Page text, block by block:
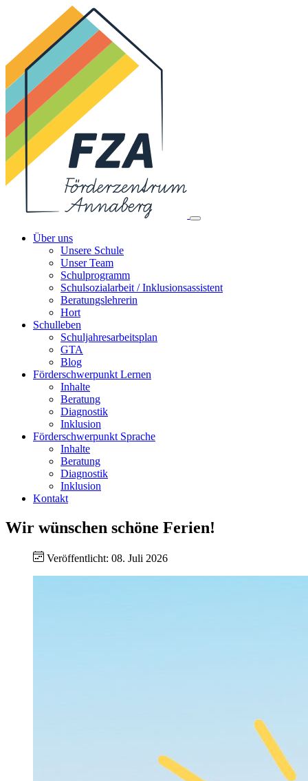
Über uns
Unsere Schule
Unser Team
Schulprogramm
Schulsozialarbeit / Inklusionsassistent
Beratungslehrerin
Hort
Schulleben
Schuljahresarbeitsplan
GTA
Blog
Förderschwerpunkt Lernen
Inhalte
Beratung
Diagnostik
Inklusion
Förderschwerpunkt Sprache
Inhalte
Beratung
Diagnostik
Inklusion
Kontakt
Wir wünschen schöne Ferien!
Veröffentlicht: 08. Juli 2026